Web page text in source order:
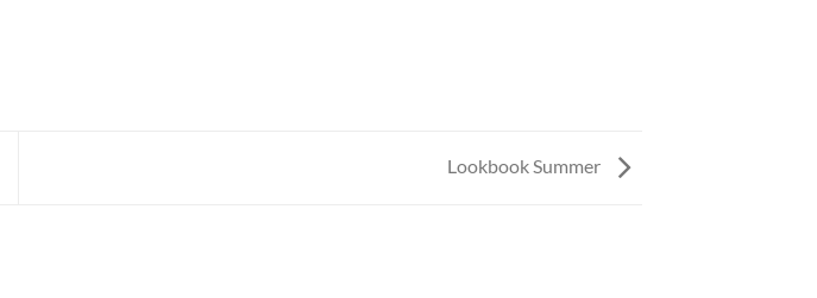
Lookbook Summer